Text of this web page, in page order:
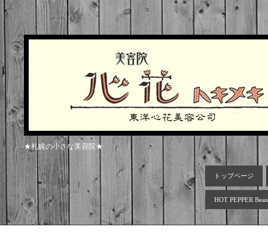
★札幌の小さな美容院★
トップページ
HOT PEPPER